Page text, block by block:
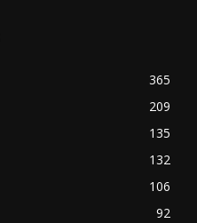
365
209
135
132
106
92